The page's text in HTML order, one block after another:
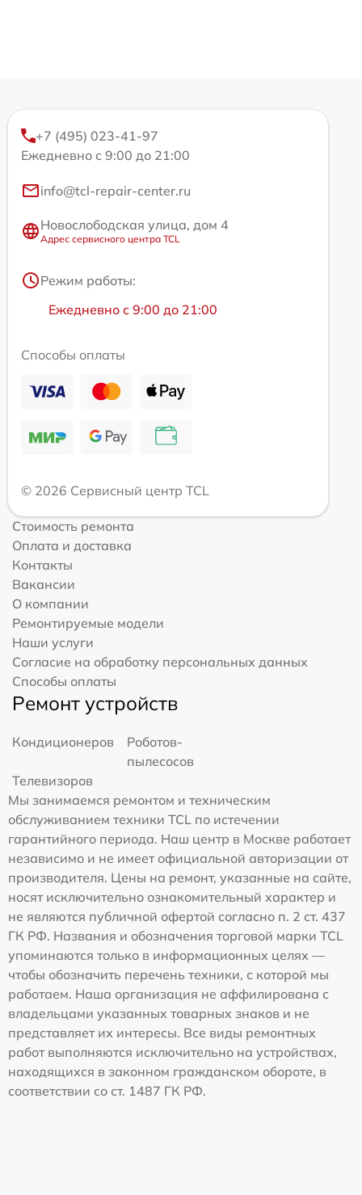
+7 (495) 023-41-97
Ежедневно с 9:00 до 21:00
info@tcl-repair-center.ru
Новослободская улица, дом 4
Адрес сервисного центра TCL
Режим работы:
Ежедневно с 9:00 до 21:00
Способы оплаты
© 2026 Сервисный центр TCL
Стоимость ремонта
Оплата и доставка
Контакты
Вакансии
О компании
Ремонтируемые модели
Наши услуги
Согласие на обработку персональных данных
Способы оплаты
Ремонт устройств
Кондиционеров
Роботов-
пылесосов
Телевизоров
Мы занимаемся ремонтом и техническим
обслуживанием техники TCL по истечении
гарантийного периода. Наш центр в Москве работает
независимо и не имеет официальной авторизации от
производителя. Цены на ремонт, указанные на сайте,
носят исключительно ознакомительный характер и
не являются публичной офертой согласно п. 2 ст. 437
ГК РФ. Названия и обозначения торговой марки TCL
упоминаются только в информационных целях —
чтобы обозначить перечень техники, с которой мы
работаем. Наша организация не аффилирована с
владельцами указанных товарных знаков и не
представляет их интересы. Все виды ремонтных
работ выполняются исключительно на устройствах,
находящихся в законном гражданском обороте, в
соответствии со ст. 1487 ГК РФ.